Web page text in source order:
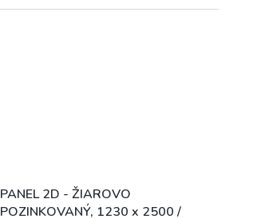
PANEL 2D - ŽIAROVO
POZINKOVANÝ, 1230 x 2500 /